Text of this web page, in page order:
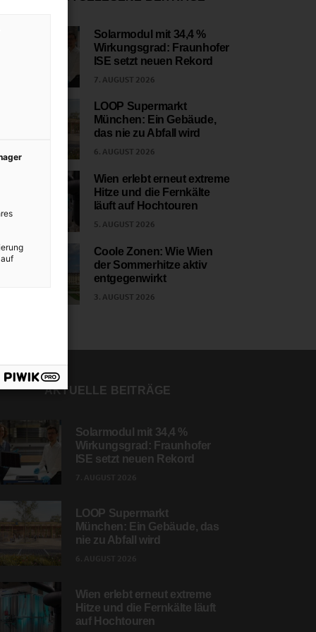
Solarmodul mit 34,4 %
Wirkungsgrad: Fraunhofer
ISE setzt neuen Rekord
7. AUGUST 2026
LOOP Supermarkt
München: Ein Gebäude,
das nie zu Abfall wird
6. AUGUST 2026
Wien erlebt erneut extreme
Hitze und die Fernkälte
läuft auf Hochtouren
5. AUGUST 2026
Coole Zonen: Wie Wien
der Sommerhitze aktiv
entgegenwirkt
3. AUGUST 2026
AKTUELLE BEITRÄGE
Solarmodul mit 34,4 %
Wirkungsgrad: Fraunhofer
ISE setzt neuen Rekord
LOOP Supermarkt
München: Ein Gebäude, das
nie zu Abfall wird
Wien erlebt erneut extreme
Hitze und die Fernkälte läuft
auf Hochtouren